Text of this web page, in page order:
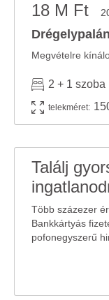
18 M Ft
2 + 1 szoba
telekméret:
Találj
Több százezer
Bankkártyás
pofonegyszerű